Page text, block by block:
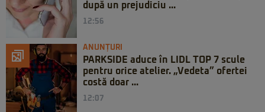
după un prejudiciu ...
12:56
ANUNȚURI
PARKSIDE aduce în LIDL TOP 7 scule
pentru orice atelier. „Vedeta” ofertei
costă doar ...
12:07